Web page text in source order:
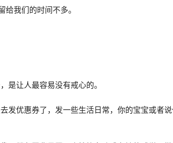
我们的时间不多。
是让人最容易没有戒心的。
发优惠券了，发一些生活日常，你的宝宝或者